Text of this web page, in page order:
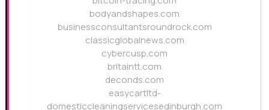
bodyandshapes.com
businessconsultantsroundrock.com
classicglobalnews.com
cybercusp.com
britaintt.com
deconds.com
easycartltd-
domesticcleaningservicesedinburgh.com